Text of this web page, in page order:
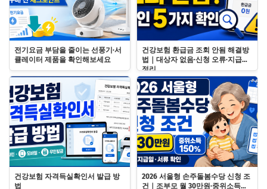
전기요금 부담을 줄이는 선풍기·서
큘레이터 제품을 확인해보세요
건강보험 환급금 조회 안됨 해결방
법｜대상자 없음·신청 오류·지급일
정리
건강보험 자격득실확인서 발급 방
법
2026 서울형 손주돌봄수당 신청 조
건｜조부모 월 30만원·중위소득